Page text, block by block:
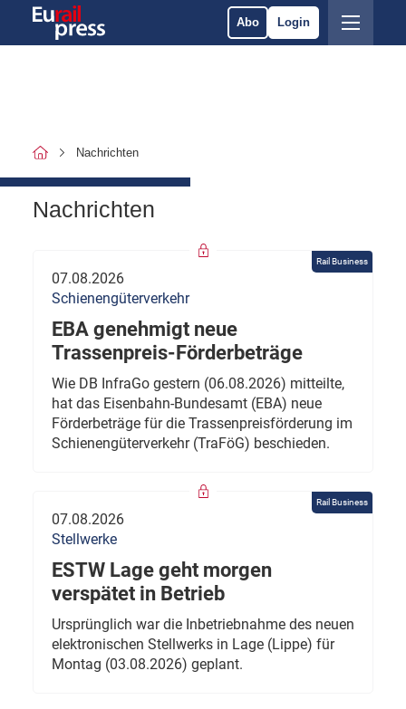
Abo Login
Nachrichten
Nachrichten
Rail Business
07.08.2026
Schienengüterverkehr
EBA genehmigt neue
Trassenpreis-Förderbeträge
Wie DB InfraGo gestern (06.08.2026) mitteilte,
hat das Eisenbahn-Bundesamt (EBA) neue
Förderbeträge für die Trassenpreisförderung im
Schienengüterverkehr (TraFöG) beschieden.
Rail Business
07.08.2026
Stellwerke
ESTW Lage geht morgen
verspätet in Betrieb
Ursprünglich war die Inbetriebnahme des neuen
elektronischen Stellwerks in Lage (Lippe) für
Montag (03.08.2026) geplant.